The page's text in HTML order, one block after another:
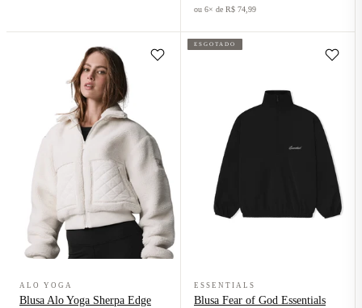
ou 6× de R$ 74,99
ALO YOGA
Blusa Alo Yoga Sherpa Edge
ESGOTADO
ESSENTIALS
Blusa Fear of God Essentials